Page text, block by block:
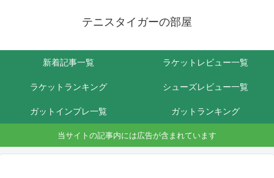
テニスタイガーの部屋
新着記事一覧 ラケットレビュー一覧
ラケットランキング シューズレビュー一覧
ガットインプレ一覧 ガットランキング
当サイトの記事内には広告が含まれています